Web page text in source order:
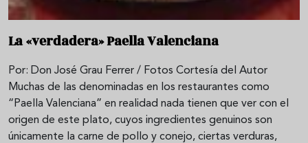
La «verdadera» Paella Valenciana
Por: Don José Grau Ferrer / Fotos Cortesía del Autor
Muchas de las denominadas en los restaurantes como
“Paella Valenciana” en realidad nada tienen que ver con el
origen de este plato, cuyos ingredientes genuinos son
únicamente la carne de pollo y conejo, ciertas verduras,